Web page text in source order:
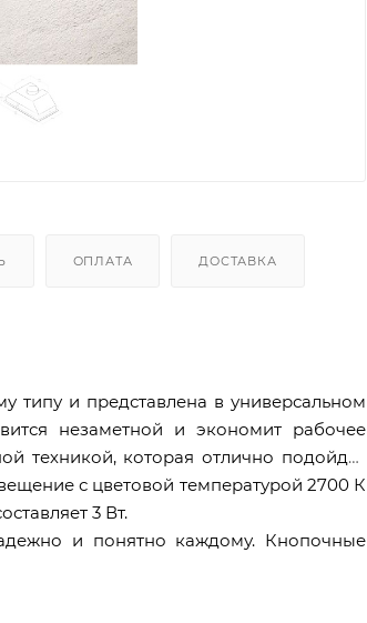
ОПЛАТА ДОСТАВКА
типу и представлена в универсальном
незаметной и экономит рабочее
техникой, которая отлично подойдет
с цветовой температурой 2700 К
3 Вт.
и понятно каждому. Кнопочные